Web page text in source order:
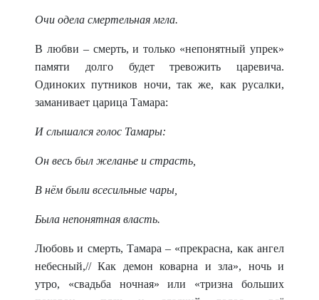
Очи одела смертельная мгла.
В любви – смерть, и только «непонятный упрек»
памяти долго будет тревожить царевича.
Одиноких путников ночи, так же, как русалки,
заманивает царица Тамара:
И слышался голос Тамары:
Он весь был желанье и страсть,
В нём были всесильные чары,
Была непонятная власть.
Любовь и смерть, Тамара – «прекрасна, как ангел
небесный,// Как демон коварна и зла», ночь и
утро, «свадьба ночная» или «тризна больших